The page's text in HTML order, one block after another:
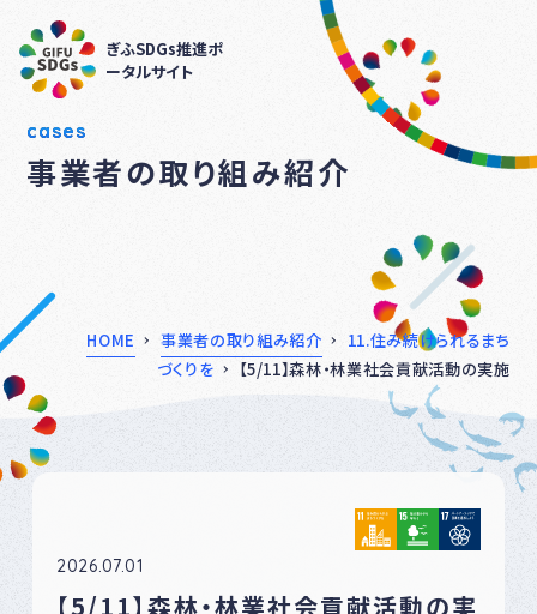
ぎふSDGs推進ポ
ータルサイト
cases
事業者の取り組み紹介
HOME 事業者の取り組み紹介
11.住み続けられるまち
づくりを
【5/11】森林・林業社会貢献活動の実施
2026.07.01
【5/11】森林・林業社会貢献活動の実